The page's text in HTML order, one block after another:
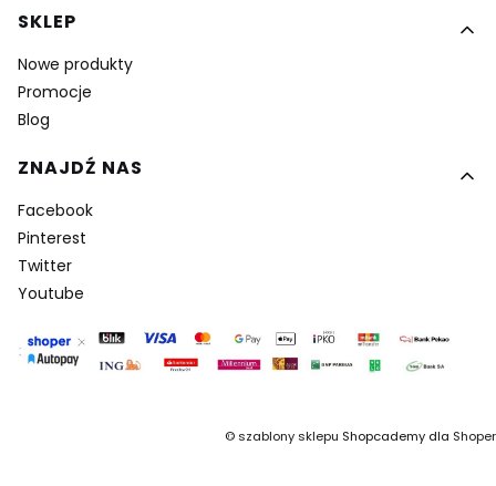
SKLEP
Nowe produkty
Promocje
Blog
ZNAJDŹ NAS
Facebook
Pinterest
Twitter
Youtube
©szablony sklepu Shopcademy dla Shoper